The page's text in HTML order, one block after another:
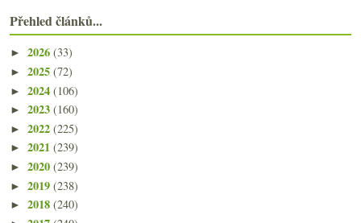
Přehled článků...
► 2026 (33)
► 2025 (72)
► 2024 (106)
► 2023 (160)
► 2022 (225)
► 2021 (239)
► 2020 (239)
► 2019 (238)
► 2018 (240)